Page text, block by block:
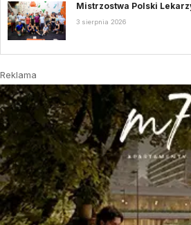
Mistrzostwa Polski
3 sierpnia 2026
Reklama